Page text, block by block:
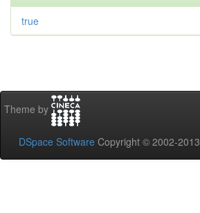
true
Theme by
DSpace Software Copyright © 2002-2013